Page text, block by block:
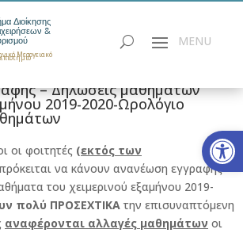
Διοίκησης
&
Μεσογειακό
– Δηλώσεις μαθημάτων
2019-2020-Ωρολόγιο
οι φοιτητές (εκτός των
να κάνουν ανανέωση εγγραφής
του χειμερινού εξαμήνου 2019-
πολύ ΠΡΟΣΕΧΤΙΚΑτην επισυναπτόμενη
αναφέρονται αλλαγές μαθημάτων οι